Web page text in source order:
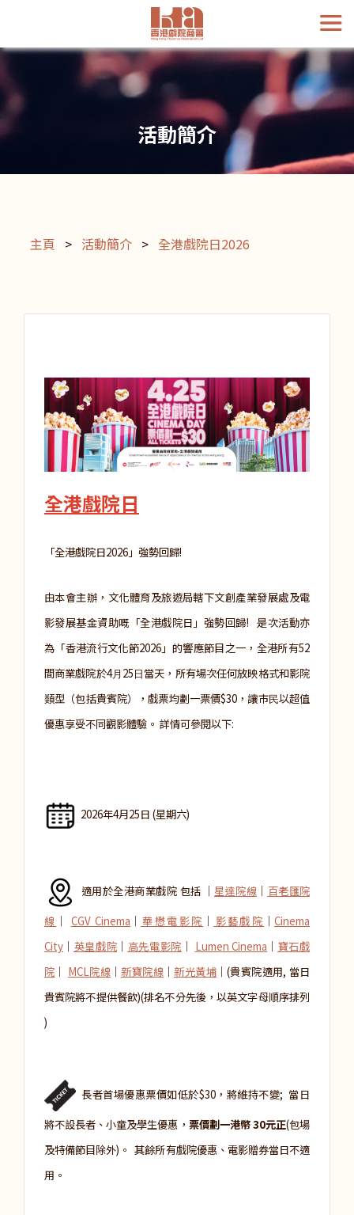
活動簡介
主頁 > 活動簡介 > 全港戲院日2026
全港戲院日
「全港戲院日2026」強勢回歸!
由本會主辦，文化體育及旅遊局轄下文創產業發展處及電
影發展基金資助嘅「全港戲院日」強勢回歸! 是次活動亦
為「香港流行文化節2026」的響應節目之一，全港所有52
間商業戲院於4⽉25⽇當天，所有場次任何放映格式和影院
類型（包括貴賓院），戲票均劃一票價$30，讓市⺠以超值
優惠享受不同觀影體驗。 詳情可參閱以下:
2026年4月25日 (星期六)
適用於全港商業戲院 包括 │ 星達院線 │ 百老匯院
線 │ CGV Cinema │ 華懋電影院 │ 影藝戲院 │Cinema
City │ 英皇戲院 │ 高先電影院 │ Lumen Cinema │ 寶石戲
院 │ MCL院線 │ 新寶院線│ 新光黃埔│(貴賓院適用, 當日
貴賓院將不提供餐飲)(排名不分先後，以英文字母順序排列
)
長者首場優惠票價如低於$30，將維持不變; 當日
將不設長者、小童及學生優惠， 票價劃一港幣 30元正(包場
及特備節目除外)。 其餘所有戲院優惠、電影贈券當日不適
用。